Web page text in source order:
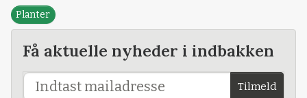
Planter
Få aktuelle nyheder i indbakken
Tilmeld